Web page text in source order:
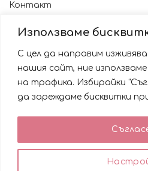
Използваме
С цел да направим
нашия сайт, ние
на трафика. Избирайки
да зареждаме бисквитки
Контакт
© 2023 NAILSBG.
0
Използваме бисквитки
работа със сайта. Като
съгласявате с